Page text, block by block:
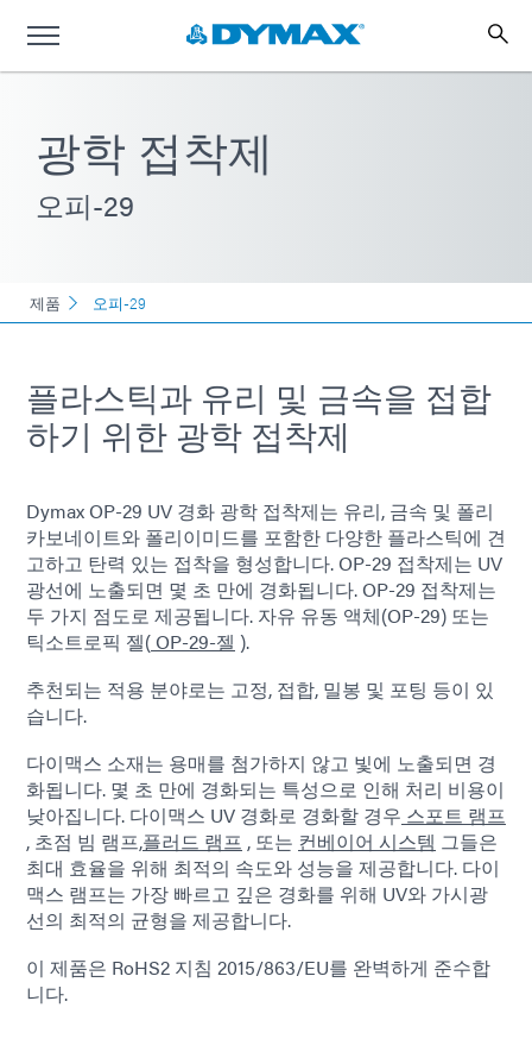
광학 접착제
오피-29
제품 오피-29
플라스틱과 유리 및 금속을 접합
하기 위한 광학 접착제
Dymax OP-29 UV 경화 광학 접착제는 유리, 금속 및 폴리
카보네이트와 폴리이미드를 포함한 다양한 플라스틱에 견
고하고 탄력 있는 접착을 형성합니다. OP-29 접착제는 UV
광선에 노출되면 몇 초 만에 경화됩니다. OP-29 접착제는
두 가지 점도로 제공됩니다. 자유 유동 액체(OP-29) 또는
틱소트로픽 젤(OP-29-젤 ).
추천되는 적용 분야로는 고정, 접합, 밀봉 및 포팅 등이 있
습니다.
다이맥스 소재는 용매를 첨가하지 않고 빛에 노출되면 경
화됩니다. 몇 초 만에 경화되는 특성으로 인해 처리 비용이
낮아집니다. 다이맥스 UV 경화로 경화할 경우 스포트 램프
, 초점 빔 램프,플러드 램프 , 또는 컨베이어 시스템 그들은
최대 효율을 위해 최적의 속도와 성능을 제공합니다. 다이
맥스 램프는 가장 빠르고 깊은 경화를 위해 UV와 가시광
선의 최적의 균형을 제공합니다.
이 제품은 RoHS2 지침 2015/863/EU를 완벽하게 준수합
니다.